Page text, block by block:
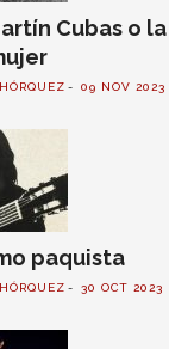
Cubas o
09 NOV 2023
paquista
30 OCT 2023